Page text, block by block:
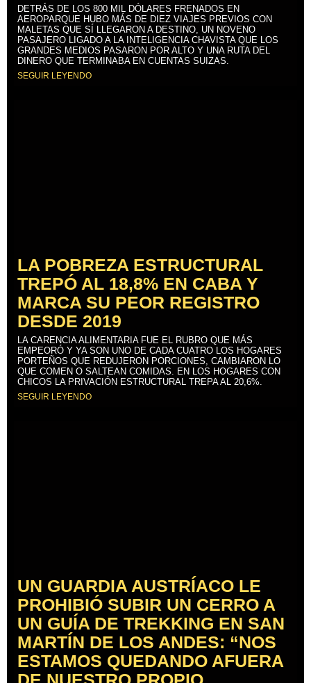
DETRÁS DE LOS 800 MIL DÓLARES FRENADOS EN
AEROPARQUE HUBO MÁS DE DIEZ VIAJES PREVIOS CON
MALETAS QUE SÍ LLEGARON A DESTINO, UN NOVENO
PASAJERO LIGADO A LA INTELIGENCIA CHAVISTA QUE LOS
GRANDES MEDIOS PASARON POR ALTO Y UNA RUTA DEL
DINERO QUE TERMINABA EN CUENTAS SUIZAS.
SEGUIR LEYENDO
LA POBREZA ESTRUCTURAL
TREPÓ AL 18,8% EN CABA Y
MARCA SU PEOR REGISTRO
DESDE 2019
LA CARENCIA ALIMENTARIA FUE EL RUBRO QUE MÁS
EMPEORÓ Y YA SON UNO DE CADA CUATRO LOS HOGARES
PORTEÑOS QUE REDUJERON PORCIONES, CAMBIARON LO
QUE COMEN O SALTEAN COMIDAS. EN LOS HOGARES CON
CHICOS LA PRIVACIÓN ESTRUCTURAL TREPA AL 20,6%.
SEGUIR LEYENDO
UN GUARDIA AUSTRÍACO LE
PROHIBIÓ SUBIR UN CERRO A
UN GUÍA DE TREKKING EN SAN
MARTÍN DE LOS ANDES: “NOS
ESTAMOS QUEDANDO AFUERA